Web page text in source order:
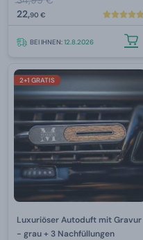
22,90 €
BEI IHNEN:12.8.2026
2+1 GRATIS
Luxuriöser Autoduft mit Gravur
- grau + 3 Nachfüllungen